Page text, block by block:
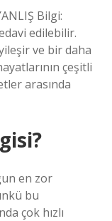
Bilgi:
edilebilir.
ve bir daha
çeşitli
arasında
en zor
bu
çok hızlı